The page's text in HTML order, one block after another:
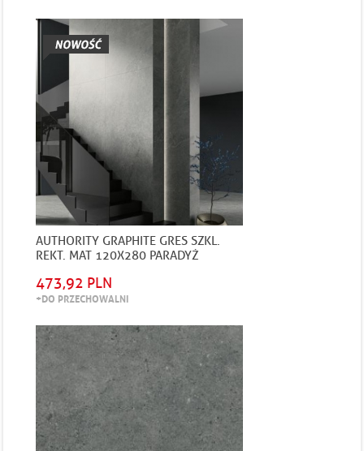
AUTHORITY GRAPHITE GRES SZKL.
REKT. MAT 120X280 PARADYŻ
473,92 PLN
+DO PRZECHOWALNI